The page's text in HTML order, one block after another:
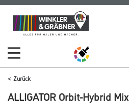
Zum
Inhalt
Zum
Navigationsmenü
Zurück
ALLIGATOR Orbit-Hybrid Mix